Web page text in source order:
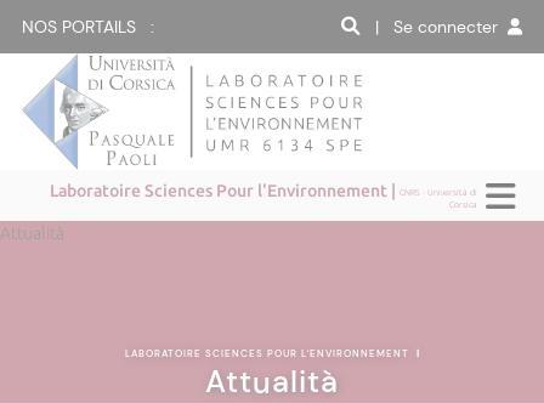
NOS PORTAILS : | Se connecter
Laboratoire Sciences Pour l'Environnement |CNRS - Università di
Corsica
Attualità
LABORATOIRE SCIENCES POUR L'ENVIRONNEMENT |
Attualità